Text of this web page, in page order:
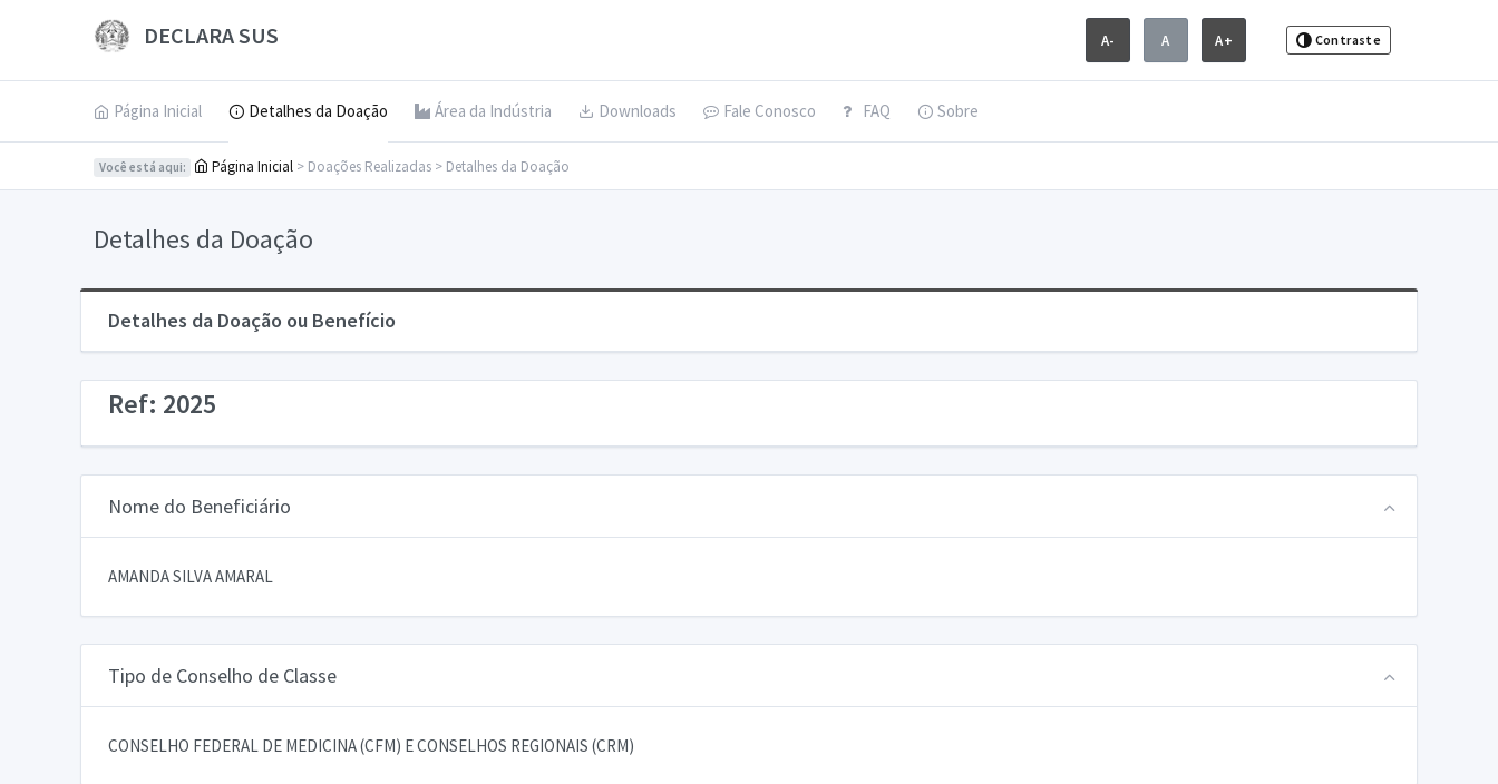
DECLARA SUS A- A A+ Contraste
Página Inicial Detalhes da Doação Área da Indústria Downloads Fale Conosco FAQ Sobre
Você está aqui: Página Inicial > Doações Realizadas > Detalhes da Doação
Detalhes da Doação
Detalhes da Doação ou Benefício
Ref: 2025
Nome do Beneficiário
AMANDA SILVA AMARAL
Tipo de Conselho de Classe
CONSELHO FEDERAL DE MEDICINA (CFM) E CONSELHOS REGIONAIS (CRM)